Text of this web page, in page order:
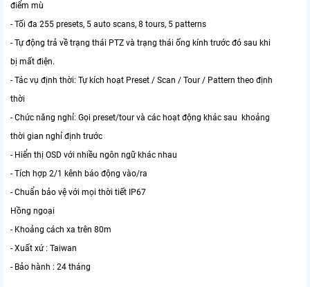
điểm mù
- Tối đa 255 presets, 5 auto scans, 8 tours, 5 patterns
- Tự động trả về trạng thái PTZ và trạng thái ống kính trước đó sau khi
bị mất điện.
- Tác vụ định thời: Tự kích hoạt Preset / Scan / Tour / Pattern theo định
thời
- Chức năng nghỉ: Gọi preset/tour và các hoạt động khác sau khoảng
thời gian nghỉ định trước
- Hiển thị OSD với nhiều ngôn ngữ khác nhau
- Tích hợp 2/1 kênh báo động vào/ra
- Chuẩn bảo vệ với mọi thời tiết IP67
Hồng ngoại
- Khoảng cách xa trên 80m
- Xuất xứ : Taiwan
- Bảo hành : 24 tháng